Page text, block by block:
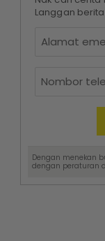
Langgan
Dengan menekan
dengan peraturan